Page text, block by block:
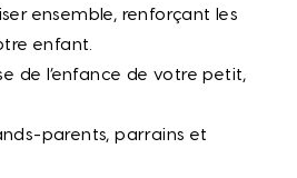
ensemble, renforçant les
enfant.
de l’enfance de votre petit,
parents, parrains et